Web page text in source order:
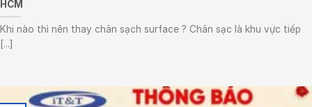
HCM
Khi nào thì nên thay chân sạch surface ? Chân sạc là khu vực tiếp
[...]